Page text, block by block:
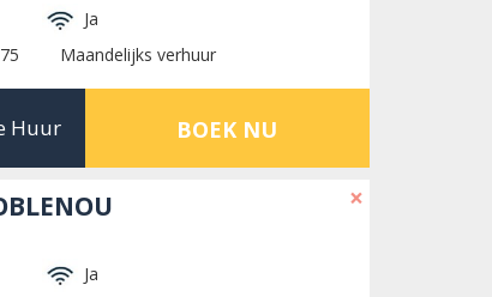
Ja
Maandelijks verhuur
Huur BOEK NU
×
Ja